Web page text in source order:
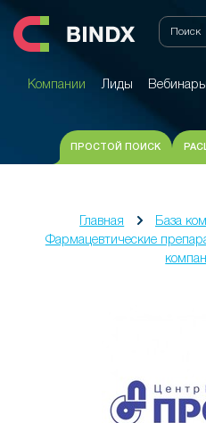
Компании Лиды
Компании Лиды Вебинары
ПРОСТОЙ ПОИСК
Главная База
Фармацевтические